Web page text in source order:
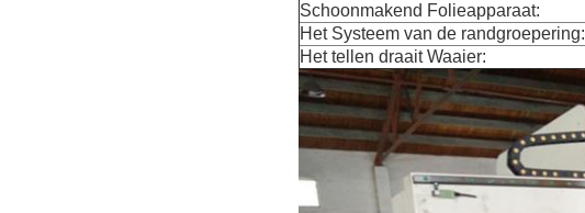
Schoonmakend Folieapparaat:
Het Systeem van de randgroepering:
Het tellen draait Waaier: